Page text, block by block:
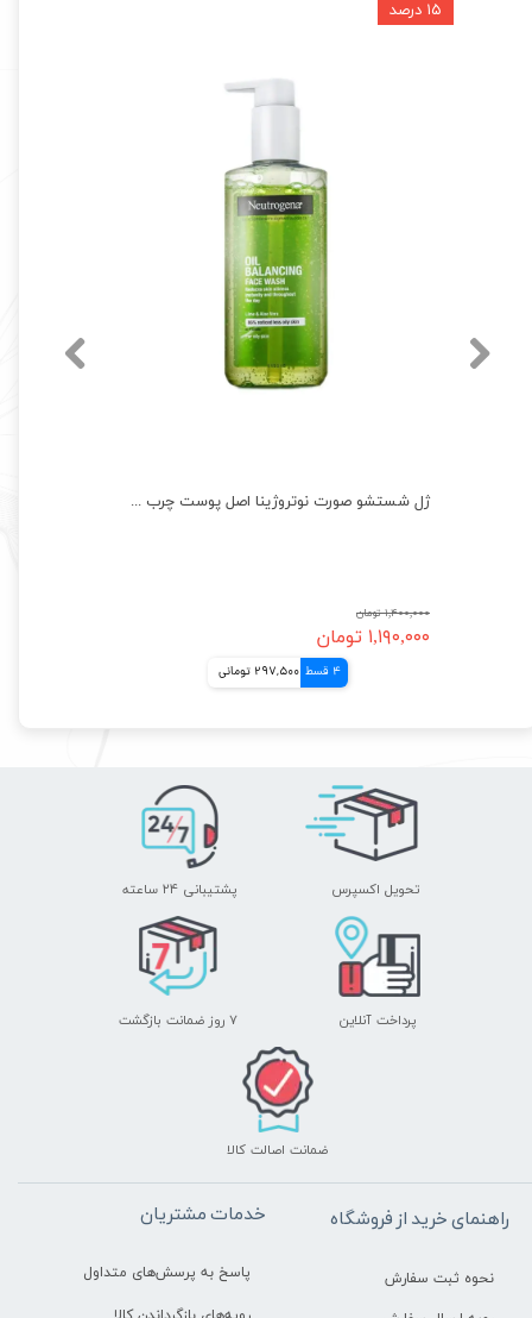
ژل شستشو صورت نوتروژینا اصل پوست چرب ضد جوش Neutrogena
۱,۴۰۰,۰۰۰ تومان
۱,۱۹۰,۰۰۰ تومان
4 قسط 297,500 تومانی
۱۵ درصد
تحویل اکسپرس پشتیبانی ۲۴ ساعته
پرداخت آنلاین ۷ روز ضمانت بازگشت
ضمانت اصالت کالا
راهنمای خرید از فروشگاه
نحوه ثبت سفارش
خدمات مشتریان
پاسخ به پرسش‌های متداول